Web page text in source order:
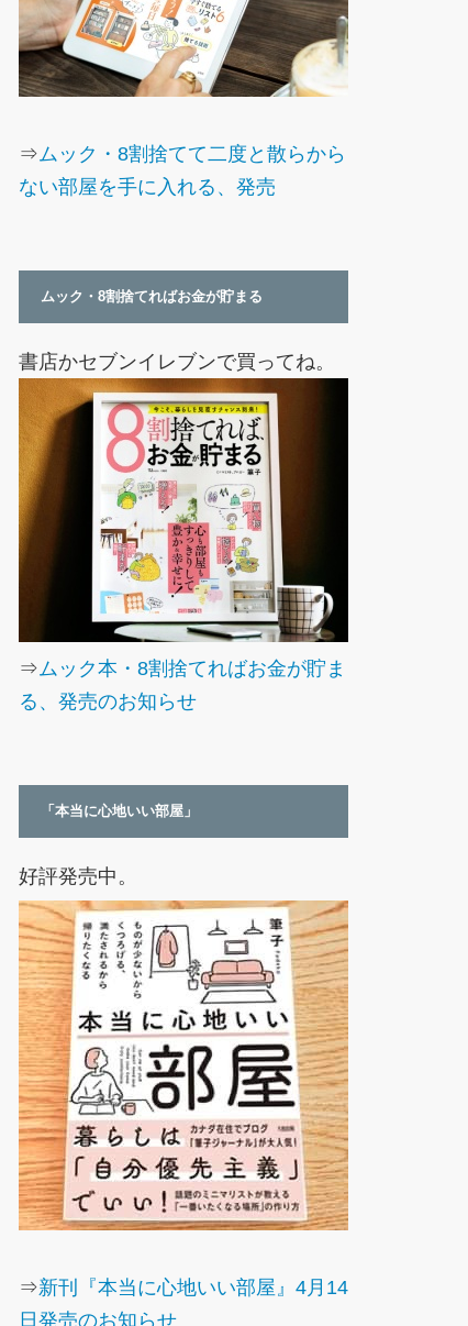
⇒ムック・8割捨てて二度と散らから
ない部屋を手に入れる、発売
ムック・8割捨てればお金が貯まる
書店かセブンイレブンで買ってね。
⇒ムック本・8割捨てればお金が貯ま
る、発売のお知らせ
「本当に心地いい部屋」
好評発売中。
⇒新刊『本当に心地いい部屋』4月14
日発売のお知らせ